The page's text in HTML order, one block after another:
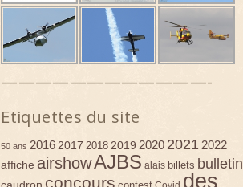
————————————-
Etiquettes du site
50 ans 2016 2017 2018 2019 2020 2021 2022
affiche airshowAJBS alais billets bulletin
caudron concours des